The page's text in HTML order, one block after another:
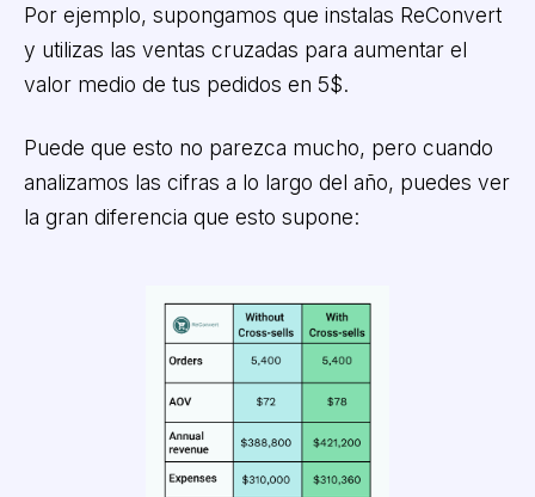
Por ejemplo, supongamos que instalas ReConvert
y utilizas las ventas cruzadas para aumentar el
valor medio de tus pedidos en 5$.
Puede que esto no parezca mucho, pero cuando
analizamos las cifras a lo largo del año, puedes ver
la gran diferencia que esto supone: